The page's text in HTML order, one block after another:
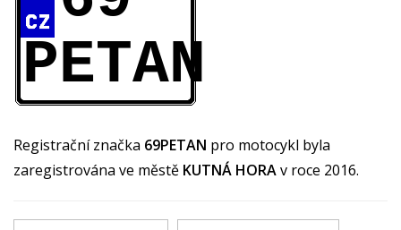
PETAN
Registrační značka 69PETAN pro motocykl byla
zaregistrována ve městě KUTNÁ HORAv roce 2016.